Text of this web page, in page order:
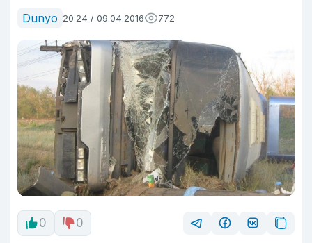
Dunyo 20:24 / 09.04.2016 772
0 0